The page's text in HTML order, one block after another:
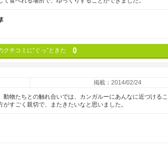
クチコミに“ぐっ”ときた 0
掲載：2014/02/24
物たちとの触れ合いでは、カンガルーにあんなに近づける
すごく親切で、またきたいなと思いました。